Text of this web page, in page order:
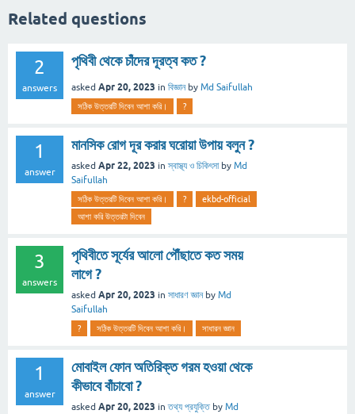
Related questions
2
answers
পৃথিবী থেকে চাঁদের দূরত্ব কত ?
asked Apr 20, 2023 in বিজ্ঞান by Md Saifullah
সঠিক উত্তরটি দিবেন আশা করি। ?
1
answer
মানসিক রোগ দূর করার ঘরোয়া উপায় বলুন ?
asked Apr 22, 2023 inস্বাস্থ্য ও চিকিৎসা by Md
Saifullah
সঠিক উত্তরটি দিবেন আশা করি। ?
ekbd-official
আশা করি উত্তরটা দিবেন
3
answers
পৃথিবীতে সূর্যের আলো পৌঁছাতে কত সময়
লাগে ?
asked Apr 20, 2023 in সাধারণ জ্ঞান by Md
Saifullah
? সঠিক উত্তরটি দিবেন আশা করি। সাধারন জ্ঞান
1
answer
মোবাইল ফোন অতিরিক্ত গরম হওয়া থেকে
কীভাবে বাঁচাবো ?
asked Apr 20, 2023 inতথ্য প্রযুক্তি by Md